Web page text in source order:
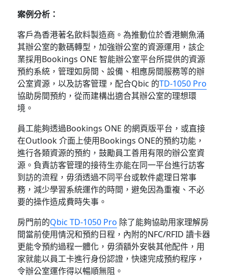
案例分析：
客戶為香港著名飲料製造商。為推動位於香港鰂魚涌
其辦公室的數碼轉型，加強辦公室的資源運用，該企
業採用Bookings ONE 智能辦公室平台所提供的資源
預約系統，管理如房間、設備、相應房間服務等的辦
公室資源，以及訪客管理，配合Qbic 的TD-1050 Pro
協助房間預約，從而建構出適合其辦公室的理想環
境。
員工能夠透過Bookings ONE 的網頁版平台，或直接
在Outlook 介面上使用Bookings ONE的預約功能，
進行各類資源的預約，鼓勵員工善用有限的辦公室資
源。負責訪客管理的接待生亦能在同一平台進行訪客
到訪的流程，毋須透過不同平台或軟件處理日常事
務，減少學習系統運作的時間，避免因為重複、不必
要的操作造成費時失事。
房門前的Qbic TD-1050 Pro 除了能夠協助用家理解房
間當前使用情況和預約日程，內附的NFC/RFID 讀卡器
更能令預約過程一體化，毋須額外安裝其他配件，用
家就能以員工卡進行身份認證，快速完成預約程序，
令辦公室運作得以暢順無阻。